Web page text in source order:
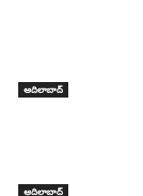
ఆదిలాబాద్
ఆదిలాబాద్